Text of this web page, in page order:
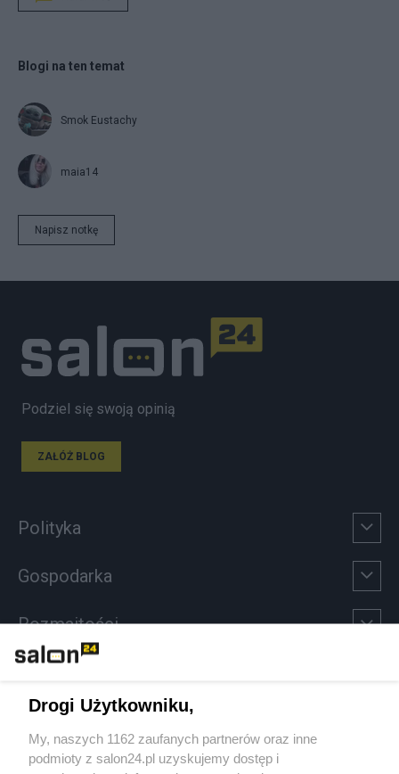
Blogi na ten temat
Smok Eustachy
maia14
Napisz notkę
Podziel się swoją opinią
ZAŁÓŻ BLOG
Polityka
Gospodarka
Rozmaitości
Sport
Społeczeństwo
Drogi Użytkowniku,
My, naszych 1162 zaufanych partnerów oraz inne
podmioty z salon24.pl uzyskujemy dostęp i